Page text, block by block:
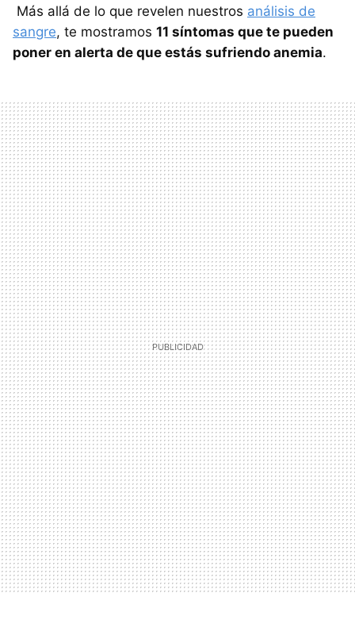
Más allá de lo que revelen nuestros análisis de
sangre, te mostramos 11 síntomas que te pueden
poner en alerta de que estás sufriendo anemia.